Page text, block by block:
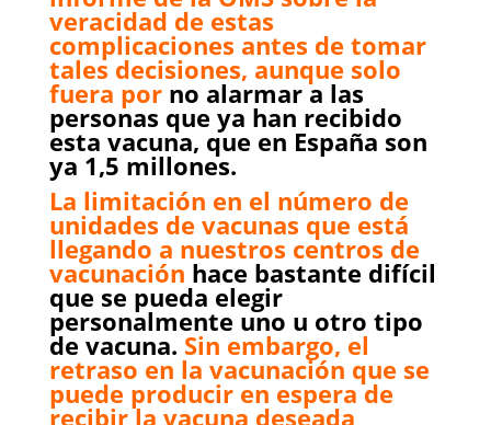
veracidad de estas
complicaciones antes de tomar
tales decisiones, aunque solo
fuera por no alarmar a las
personas que ya han recibido
esta vacuna, que en España son
ya 1,5 millones.
La limitación en el número de
unidades de vacunas que está
llegando a nuestros centros de
vacunación hace bastante difícil
que se pueda elegir
personalmente uno u otro tipo
de vacuna. Sin embargo, el
retraso en la vacunación que se
puede producir en espera de
recibir la vacuna deseada